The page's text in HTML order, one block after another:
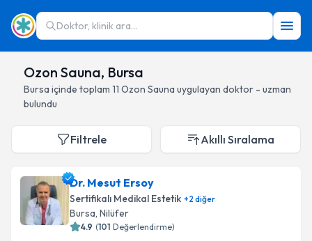
Doktor, klinik ara...
Ozon Sauna, Bursa
Bursa içinde toplam 11 Ozon Sauna uygulayan doktor - uzman
bulundu
Filtrele Akıllı Sıralama
Dr. Mesut Ersoy
Sertifikalı Medikal Estetik +2 diğer
Bursa, Nilüfer
4.9 (101 Değerlendirme)